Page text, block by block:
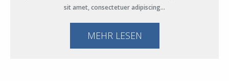
sit amet, consectetuer adipiscing…
MEHR LESEN